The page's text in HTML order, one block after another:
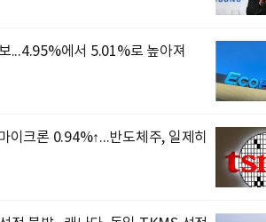
...4.95%에서 5.01%로 높아져
이크론 0.94%↑...반도체주, 일제히